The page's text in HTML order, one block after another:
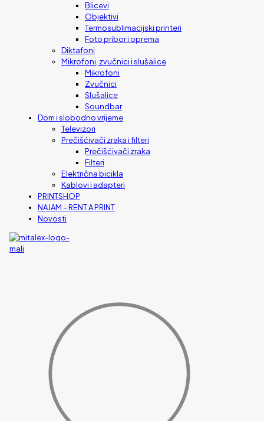
Blicevi
Objektivi
Termosublimacijski printeri
Foto pribor i oprema
Diktafoni
Mikrofoni, zvučnici i slušalice
Mikrofoni
Zvučnici
Slušalice
Soundbar
Dom i slobodno vrijeme
Televizori
Prečišćivači zraka i filteri
Prečišćivači zraka
Filteri
Električna bicikla
Kablovi i adapteri
PRINTSHOP
NAJAM – RENT A PRINT
Novosti